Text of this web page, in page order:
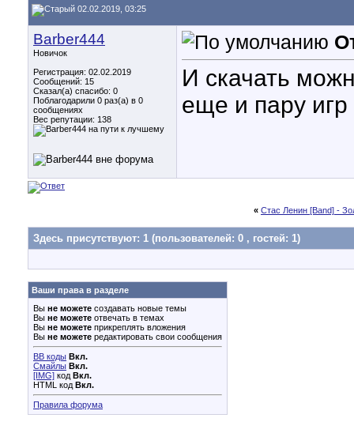
02.02.2019, 03:25
Barber444
Новичок
Регистрация: 02.02.2019
Сообщений: 15
Сказал(а) спасибо: 0
Поблагодарили 0 раз(а) в 0
сообщениях
Вес репутации: 138
И скачать
еще и пару игр
« Стас Ленин [Band] -
Здесь присутствуют: 1 (пользователей: 0 , гостей: 1)
Ваши права в разделе
Вы не можете создавать новые темы
Вы не можете отвечать в темах
Вы не можете прикреплять вложения
Вы не можете редактировать свои сообщения
BB коды Вкл.
Смайлы Вкл.
[IMG] код Вкл.
HTML код Вкл.
Правила форума